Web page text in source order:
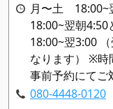
月〜土 18:00~
18:00~翌朝
18:00~翌3:00
なります） ※時
事前予約にてご
080-4448-0120